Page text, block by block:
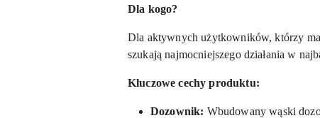
Dla kogo?
Dla aktywnych użytkowników, którzy
szukają najmocniejszego działania w
Kluczowe cechy produktu:
Dozownik: Wbudowany wąski